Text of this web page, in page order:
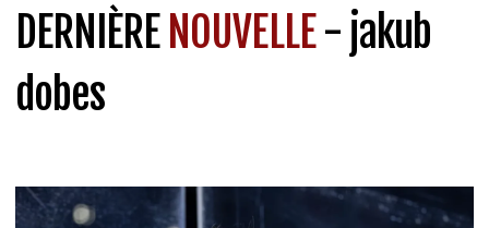
DERNIÈRENOUVELLE- jakub
dobes